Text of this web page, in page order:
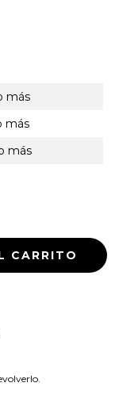
más
más
más